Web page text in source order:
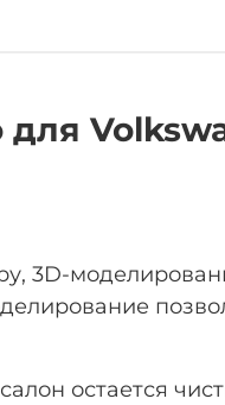
3D-
остается